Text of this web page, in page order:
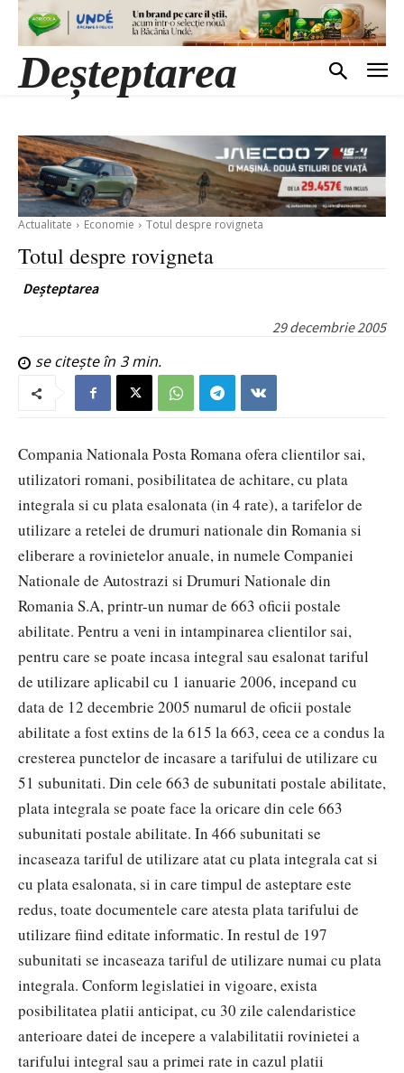
Deșteptarea
Actualitate Economie Totul despre rovigneta
Totul despre rovigneta
Deșteptarea
29 decembrie 2005
se citește în 3min.
Compania Nationala Posta Romana ofera clientilor sai,
utilizatori romani, posibilitatea de achitare, cu plata
integrala si cu plata esalonata (in 4 rate), a tarifelor de
utilizare a retelei de drumuri nationale din Romania si
eliberare a rovinietelor anuale, in numele Companiei
Nationale de Autostrazi si Drumuri Nationale din
Romania S.A, printr-un numar de 663 oficii postale
abilitate. Pentru a veni in intampinarea clientilor sai,
pentru care se poate incasa integral sau esalonat tariful
de utilizare aplicabil cu 1 ianuarie 2006, incepand cu
data de 12 decembrie 2005 numarul de oficii postale
abilitate a fost extins de la 615 la 663, ceea ce a condus la
cresterea punctelor de incasare a tarifului de utilizare cu
51 subunitati. Din cele 663 de subunitati postale abilitate,
plata integrala se poate face la oricare din cele 663
subunitati postale abilitate. In 466 subunitati se
incaseaza tariful de utilizare atat cu plata integrala cat si
cu plata esalonata, si in care timpul de asteptare este
redus, toate documentele care atesta plata tarifului de
utilizare fiind editate informatic. In restul de 197
subunitati se incaseaza tariful de utilizare numai cu plata
integrala. Conform legislatiei in vigoare, exista
posibilitatea platii anticipat, cu 30 zile calendaristice
anterioare datei de incepere a valabilitatii rovinietei a
tarifului integral sau a primei rate in cazul platii